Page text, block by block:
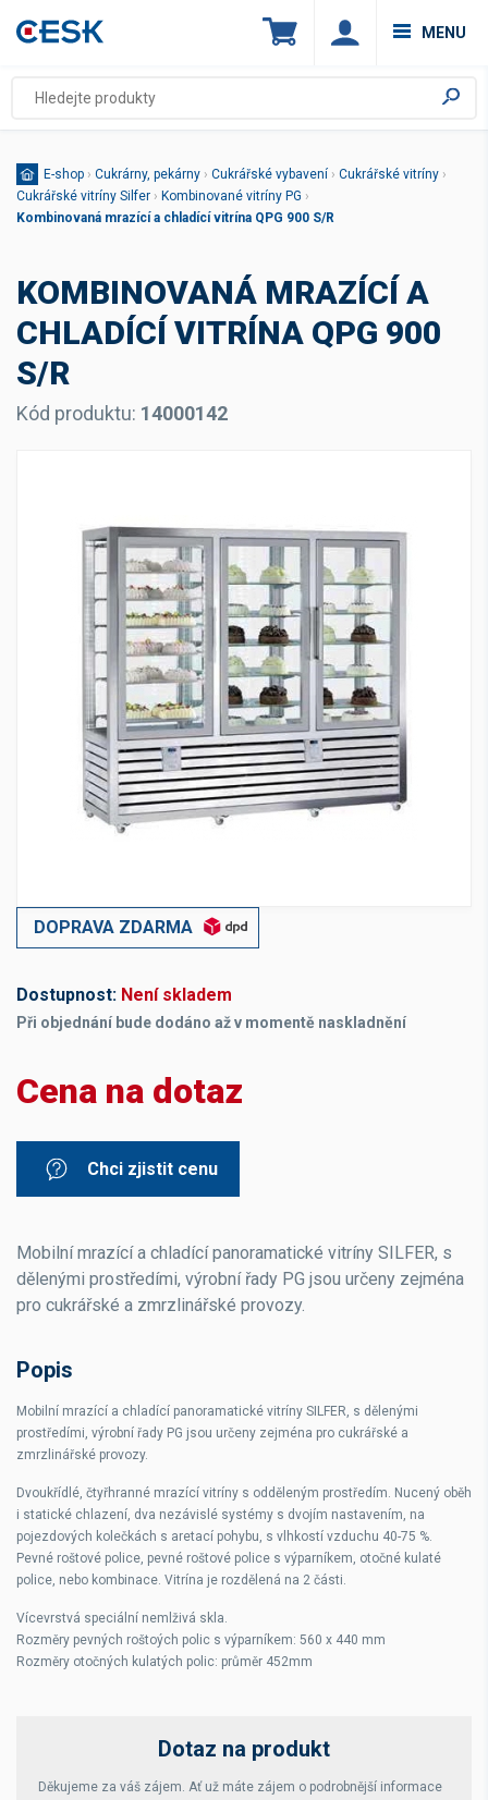
MENU
E-shop › Cukrárny, pekárny › Cukrářské vybavení › Cukrářské vitríny ›
Cukrářské vitríny Silfer › Kombinované vitríny PG ›
Kombinovaná mrazící a chladící vitrína QPG 900 S/R
KOMBINOVANÁ MRAZÍCÍ A
CHLADÍCÍ VITRÍNA QPG 900
S/R
Kód produktu: 14000142
DOPRAVA ZDARMA
Dostupnost: Není skladem
Při objednání bude dodáno až v momentě naskladnění
Cena na dotaz
Chci zjistit cenu
Mobilní mrazící a chladící panoramatické vitríny SILFER, s
dělenými prostředími, výrobní řady PG jsou určeny zejména
pro cukrářské a zmrzlinářské provozy.
Popis
Mobilní mrazící a chladící panoramatické vitríny SILFER, s dělenými
prostředími, výrobní řady PG jsou určeny zejména pro cukrářské a
zmrzlinářské provozy.
Dvoukřídlé, čtyřhranné mrazící vitríny s odděleným prostředím. Nucený oběh
i statické chlazení, dva nezávislé systémy s dvojím nastavením, na
pojezdových kolečkách s aretací pohybu, s vlhkostí vzduchu 40-75 %.
Pevné roštové police, pevné roštové police s výparníkem, otočné kulaté
police, nebo kombinace. Vitrína je rozdělená na 2 části.
Vícevrstvá speciální nemlživá skla.
Rozměry pevných roštoých polic s výparníkem: 560 x 440 mm
Rozměry otočných kulatých polic: průměr 452mm
Dotaz na produkt
Děkujeme za váš zájem. Ať už máte zájem o podrobnější informace